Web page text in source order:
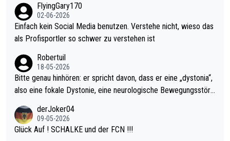
el hat.
s Leben in den Griff kriegen. Nur eins wundert mich: Luke Little
r war doch neulich erst derjenige, der über Social Media GvV p
rovoziert hat. Und Littlers Mutter schießt öfters mal gegen Ric
FlyingGary170
02-06-2026
Einfach kein Social Media benutzen. Verstehe nicht, wieso das
als Profisportler so schwer zu verstehen ist
Robertuil
18-05-2026
Bitte genau hinhören: er spricht davon, dass er eine „dystonia“,
also eine fokale Dystonie, eine neurologische Bewegungsstöru
erden, im Arm hat. Und, dass Medikamente ihm helfen! Ich glau
be immer noch, dass sehr viele der Dartits-Fälle fälschlich psy
derJoker04
09-05-2026
Glück Auf ! SCHALKE und der FCN !!!